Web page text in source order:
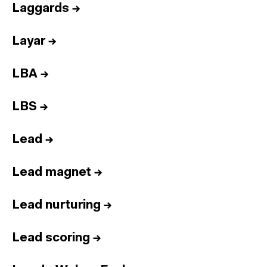
Laggards →
Layar→
LBA →
LBS →
Lead →
Lead magnet →
Lead nurturing →
Lead scoring →